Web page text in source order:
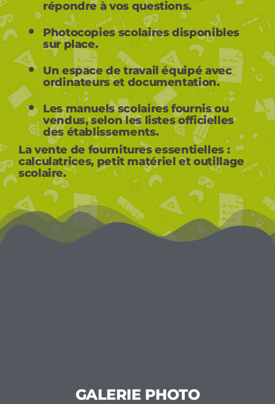
répondre à vos questions.
Photocopies scolairesdisponibles
sur place.
Un espace de travailéquipé avec
ordinateurs et documentation.
Les manuels scolairesfournis ou
vendus, selon les listes officielles
des établissements.
La vente de fournitures essentielles :
calculatrices, petit matériel et outillage
scolaire.
GALERIE PHOTO